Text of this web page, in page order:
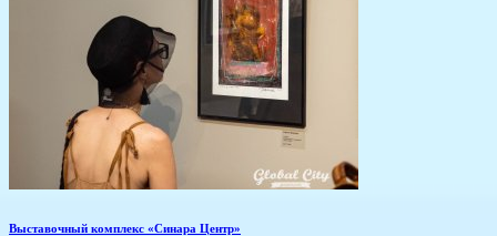
Выставочный комплекс «Синара Центр»